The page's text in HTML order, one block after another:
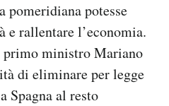
pomeridiana potesse
rallentare l’economia.
ministro Mariano
di eliminare per legge
Spagna al resto